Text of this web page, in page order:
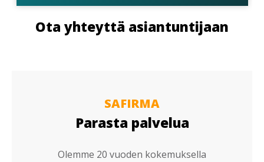
Ota yhteyttä asiantuntijaan
SAFIRMA
Parasta palvelua
Olemme 20 vuoden kokemuksella